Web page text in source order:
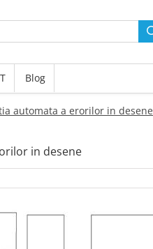
Blog
automata a erorilor in desene
in desene